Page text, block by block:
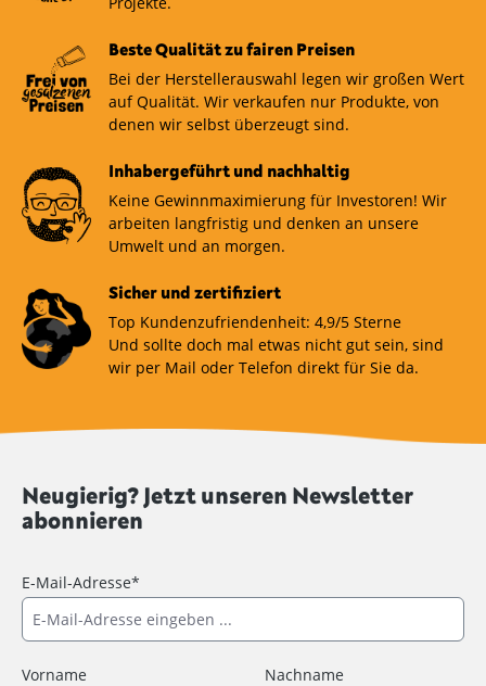
Beste Qualität zu fairen Preisen
Bei der Herstellerauswahl legen wir großen Wert
auf Qualität. Wir verkaufen nur Produkte, von
denen wir selbst überzeugt sind.
Inhabergeführt und nachhaltig
Keine Gewinnmaximierung für Investoren! Wir
arbeiten langfristig und denken an unsere
Umwelt und an morgen.
Sicher und zertifiziert
Top Kundenzufriendenheit: 4,9/5 Sterne
Und sollte doch mal etwas nicht gut sein, sind
wir per Mail oder Telefon direkt für Sie da.
Neugierig? Jetzt unseren Newsletter
abonnieren
E-Mail-Adresse*
Vorname Nachname